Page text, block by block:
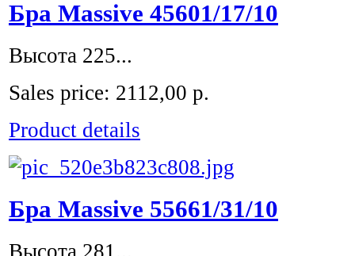
Бра Massive 45601/17/10
Высота 225...
Sales price: 2112,00 р.
Product details
Бра Massive 55661/31/10
Высота 281...